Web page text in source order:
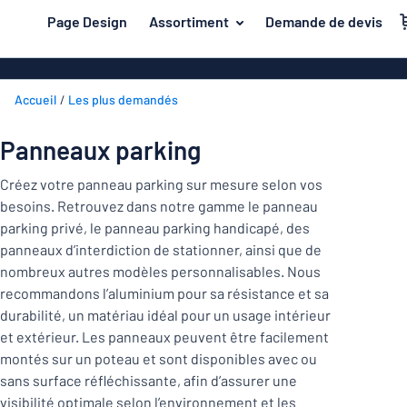
principal
Page Design Assortiment Demande de devis
Secteur
Marquage
Bureau et lieu de travail
Construction et électricité
Industrie et fabrication
Trafic et véhicules
Autocollants
Montrer toutes les catégories
Plaques
Plaques en
Les
demandés
Matière
Secteur
Maison
et
intérieur
Marquage
Bureau
de
au
de jouer
Accueil Les plus demandés
Panneaux parking
Créez votre panneau parking sur mesure selon vos
besoins. Retrouvez dans notre gamme le panneau
parking privé, le panneau parking handicapé, des
panneaux d’interdiction de stationner, ainsi que de
nombreux autres modèles personnalisables. Nous
recommandons l’aluminium pour sa résistance et sa
durabilité, un matériau idéal pour un usage intérieur
et extérieur. Les panneaux peuvent être facilement
montés sur un poteau et sont disponibles avec ou
sans surface réfléchissante, afin d’assurer une
visibilité optimale selon l’environnement et les